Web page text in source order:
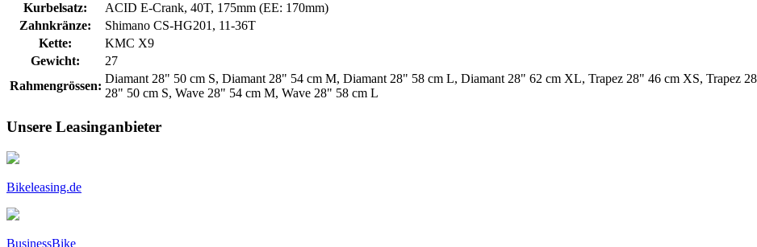
Kurbelsatz:
ACID E-Crank, 40T, 175mm (EE: 170mm)
Zahnkränze:
Shimano CS-HG201, 11-36T
Kette:
KMC X9
Gewicht:
27
Rahmengrössen:
Diamant 28" 50 cm S, Diamant 28" 54 cm M, Diamant 28" 58 cm L, Diamant 28" 62 cm XL, Trapez 28" 46 cm XS, Trapez
28" 50 cm S, Wave 28" 54 cm M, Wave 28" 58 cm L
Unsere Leasinganbieter
Bikeleasing.de
BusinessBike